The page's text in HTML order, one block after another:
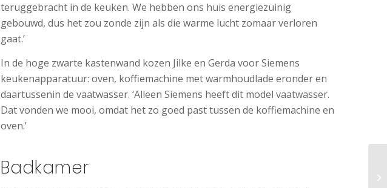
teruggebracht in de keuken. We hebben ons huis energiezuinig
gebouwd, dus het zou zonde zijn als die warme lucht zomaar verloren
gaat.’
In de hoge zwarte kastenwand kozen Jilke en Gerda voor Siemens
keukenapparatuur: oven, koffiemachine met warmhoudlade eronder en
daartussenin de vaatwasser. ‘Alleen Siemens heeft dit model vaatwasser.
Dat vonden we mooi, omdat het zo goed past tussen de koffiemachine en
oven.’
Badkamer